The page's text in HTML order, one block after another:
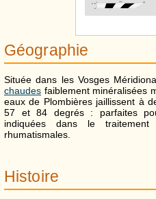
Géographie
Située dans les Vosges
chaudes faiblement minéralisées
eaux de Plombières jaillissent à
57 et 84 degrés : parfaites
indiquées dans le
rhumatismales.
Histoire